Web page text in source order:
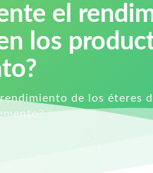
el
los
de los éteres